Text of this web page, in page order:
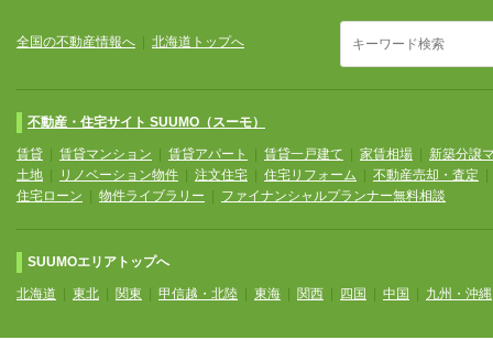
全国の不動産情報へ 北海道トップへ
不動産・住宅サイト SUUMO（スーモ）
賃貸 賃貸マンション 賃貸アパート 賃貸一戸建て 家賃相場
新築分譲
土地
リノベーション物件 注文住宅 住宅リフォーム 不動産売却・査定
住宅ローン
物件ライブラリー ファイナンシャルプランナー無料相談
SUUMOエリアトップへ
北海道 東北 関東 甲信越・北陸 東海 関西 四国 中国 九州・沖縄